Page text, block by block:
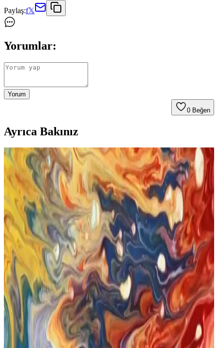
Paylaş:f𝕏
Yorumlar:
Yorum
0 Beğen
Ayrıca Bakınız
Sağlıklı Güzellik İçin Doğal ve Güvenilir Kozmetik
Seçenekleri Rehberi
Sağlıklı ve doğal kozmetik ürünleri, hassas ciltlere uygun, kimyasal
içermeyen seçenekler sunar. Bebek yağı ve Nashi Argan gibi
markalar, güvenle tercih edilebilir ürünler sağlar.
Bebek Yağları ve Kozmetik Sektöründeki Doğallık
Trendleri
Bebek yağı, doğal içerikleri ve çok yönlü kullanımıyla kozmetikte
öne çıkıyor. Cilt, saç ve masajda tercih edilen bu ürünler, sağlıklı
güzellik için doğal bakımın vazgeçilmezi oluyor.
Bebek Yağı Saça Uygun mu Doğru Kullanım ve
Uzman Tavsiyeleri
Bebek yağı saç bakımında kullanılabilir mi? Doğru uygulama
yöntemleri ve dikkat edilmesi gerekenler ile ilgili uzman tavsiyeleri
burada.